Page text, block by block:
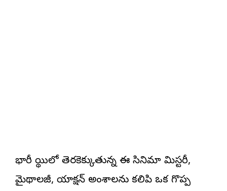
భారీ స్థాయిలో తెరకెక్కుతున్న ఈ సినిమా మిస్టరీ,
మైథాలజీ, యాక్షన్ అంశాలను కలిపి ఒక గొప్ప